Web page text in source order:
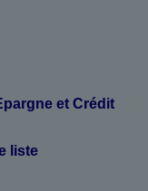
et Crédit
liste